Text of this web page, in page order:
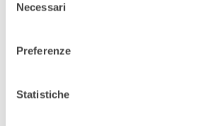
delNecessari
Preferenze
Statistiche